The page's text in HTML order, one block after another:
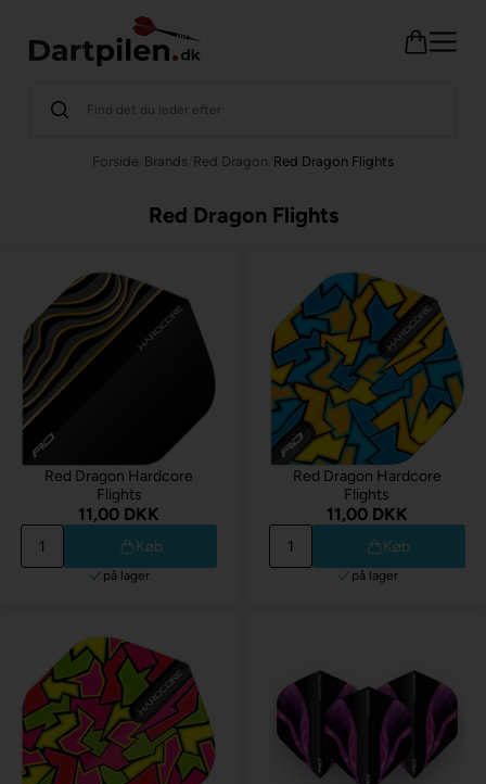
Forside Brands Red Dragon Red Dragon Flights
Red Dragon Flights
Red Dragon Hardcore
Flights
11,00 DKK
Køb
på lager
Red Dragon Hardcore
Flights
11,00 DKK
Køb
på lager